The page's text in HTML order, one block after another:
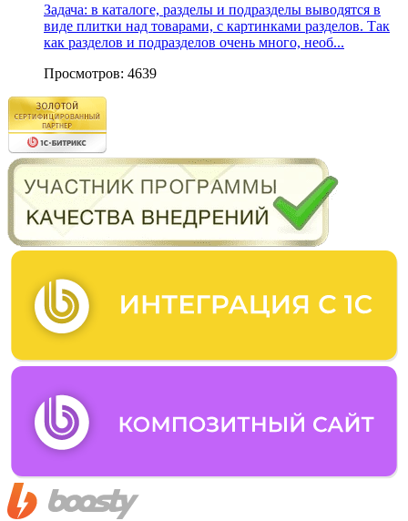
Задача: в каталоге, разделы и подразделы выводятся в
виде плитки над товарами, с картинками разделов. Так
как разделов и подразделов очень много, необ...
Просмотров: 4639